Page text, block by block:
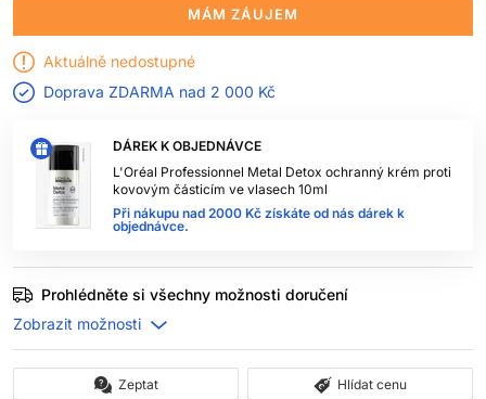
DÁREK K OBJEDNÁVCE
L'Oréal Professionnel Metal Detox ochranný krém proti
kovovým částicím ve vlasech 10ml
Při nákupu nad 2000 Kč získáte od nás dárek k
objednávce.
MÁM ZÁUJEM
Aktuálně nedostupné
Doprava ZDARMA nad 2 000 Kč
Prohlédněte si všechny možnosti doručení
Zeptat Hlídat cenu